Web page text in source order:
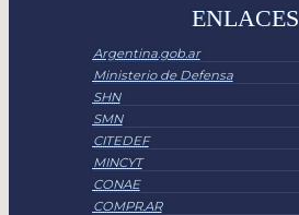
ENLACES
Argentina.gob.ar
Ministerio de Defensa
SHN
SMN
CITEDEF
MINCYT
CONAE
COMPR.AR